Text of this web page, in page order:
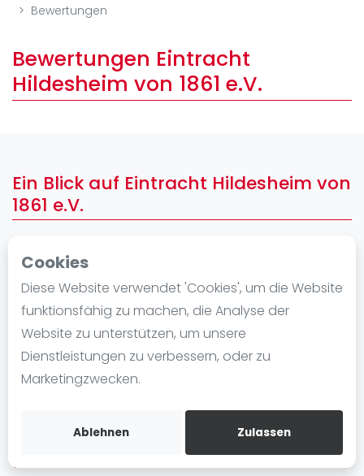
Cookies
Diese Website verwendet 'Cookies', um die Website
funktionsfähig zu machen, die Analyse der
Website zu unterstützen, um unsere
Dienstleistungen zu verbessern, oder zu
Marketingzwecken.
Ablehnen Zulassen
Veranstaltungen
Turniere
International
Playtomic
Frauen
FIP Männer
Blog
Die Geschichte von Padel
Regeln und Punktzählung
Padel Schläge
Video
Bewertungen
Bewertungen Eintracht
Hildesheim von 1861 e.V.
Ein Blick auf Eintracht Hildesheim von
1861 e.V.
In der Nähe Eintracht Hildesheim von
1861 e.V.